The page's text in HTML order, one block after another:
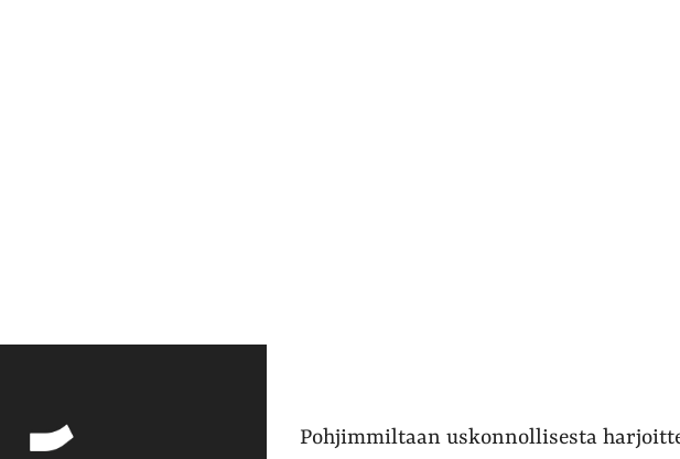
Pohjimmiltaan uskonnollisesta